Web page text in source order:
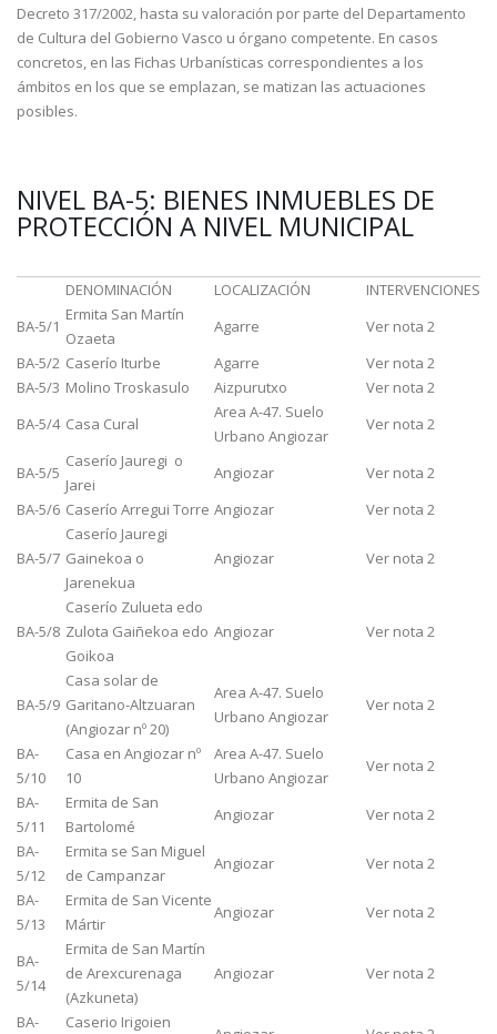
Decreto 317/2002, hasta su valoración por parte del Departamento
de Cultura del Gobierno Vasco u órgano competente. En casos
concretos, en las Fichas Urbanísticas correspondientes a los
ámbitos en los que se emplazan, se matizan las actuaciones
posibles.
NIVEL BA-5: BIENES INMUEBLES DE
PROTECCIÓN A NIVEL MUNICIPAL
DENOMINACIÓN LOCALIZACIÓN
INTERVENCIONES
BA-5/1
Ermita San Martín
Ozaeta
Agarre
Ver nota 2
BA-5/2 Caserío Iturbe Agarre
Ver nota 2
BA-5/3 Molino Troskasulo Aizpurutxo
Ver nota 2
BA-5/4 Casa Cural
Area A-47. Suelo
Urbano Angiozar
Ver nota 2
BA-5/5
Caserío Jauregi o
Jarei
Angiozar
Ver nota 2
BA-5/6 Caserío Arregui Torre Angiozar Ver nota 2
BA-5/7
Caserío Jauregi
Gainekoa o
Jarenekua
Angiozar Ver nota 2
BA-5/8
Caserío Zulueta edo
Zulota Gaiñekoa edo
Goikoa
Angiozar Ver nota 2
BA-5/9
Casa solar de
Garitano-Altzuaran
(Angiozar nº 20)
Area A-47. Suelo
Urbano Angiozar
Ver nota 2
BA-
5/10
Casa en Angiozar nº
10
Area A-47. Suelo
Urbano Angiozar
Ver nota 2
BA-
5/11
Ermita de San
Bartolomé
Angiozar
Ver nota 2
BA-
5/12
Ermita se San Miguel
de Campanzar
Angiozar
Ver nota 2
BA-
5/13
Ermita de San Vicente
Mártir
Angiozar Ver nota 2
BA-
5/14
Ermita de San Martín
de Arexcurenaga
(Azkuneta)
Angiozar Ver nota 2
BA- Caserio Irigoien